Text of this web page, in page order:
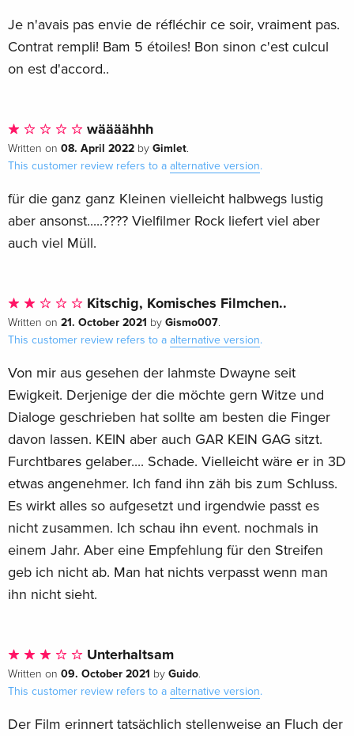
Je n'avais pas envie de réfléchir ce soir, vraiment pas.
Contrat rempli! Bam 5 étoiles! Bon sinon c'est culcul
on est d'accord..
wäääähhh
Written on 08. April 2022 by Gimlet.
This customer review refers to a alternative version.
für die ganz ganz Kleinen vielleicht halbwegs lustig
aber ansonst.....???? Vielfilmer Rock liefert viel aber
auch viel Müll.
Kitschig, Komisches Filmchen..
Written on 21. October 2021 by Gismo007.
This customer review refers to a alternative version.
Von mir aus gesehen der lahmste Dwayne seit
Ewigkeit. Derjenige der die möchte gern Witze und
Dialoge geschrieben hat sollte am besten die Finger
davon lassen. KEIN aber auch GAR KEIN GAG sitzt.
Furchtbares gelaber.... Schade. Vielleicht wäre er in 3D
etwas angenehmer. Ich fand ihn zäh bis zum Schluss.
Es wirkt alles so aufgesetzt und irgendwie passt es
nicht zusammen. Ich schau ihn event. nochmals in
einem Jahr. Aber eine Empfehlung für den Streifen
geb ich nicht ab. Man hat nichts verpasst wenn man
ihn nicht sieht.
Unterhaltsam
Written on 09. October 2021 by Guido.
This customer review refers to a alternative version.
Der Film erinnert tatsächlich stellenweise an Fluch der